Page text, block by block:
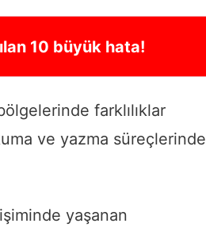
10 büyük hata!
farklılıklar
ve yazma süreçlerinde
yaşanan